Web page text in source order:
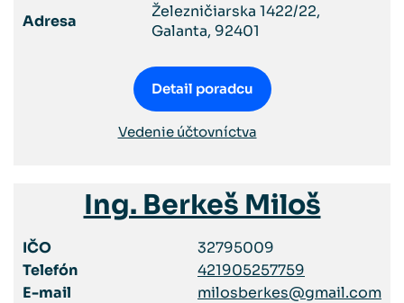
Adresa
Železničiarska 1422/22,
Galanta, 92401
Detail poradcu
Vedenie účtovníctva
Ing. Berkeš Miloš
IČO
32795009
Telefón
421905257759
E-mail
milosberkes@gmail.com